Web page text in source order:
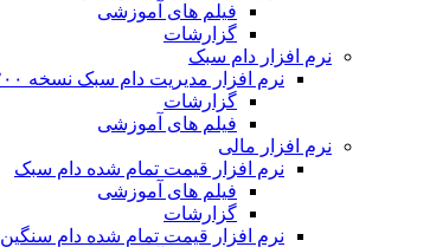
فیلم های آموزشی
گزارشات
نرم افزار دام سبک
نرم افزار مدیریت دام سبک نسخه ۲۰۰ راس ، ۴۰۰ راس و نا محدود
گزارشات
فیلم های آموزشی
نرم افزار مالی
نرم افزار قیمت تمام شده دام سبک
فیلم های آموزشی
گزارشات
نرم افزار قیمت تمام شده دام سنگین